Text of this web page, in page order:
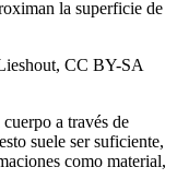
CC BY-SA
a través de
suele ser suficiente,
como material,